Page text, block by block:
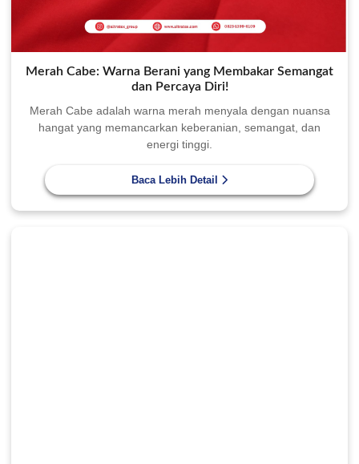
Merah Cabe: Warna Berani yang Membakar Semangat
dan Percaya Diri!
Merah Cabe adalah warna merah menyala dengan nuansa
hangat yang memancarkan keberanian, semangat, dan
energi tinggi.
Baca Lebih Detail